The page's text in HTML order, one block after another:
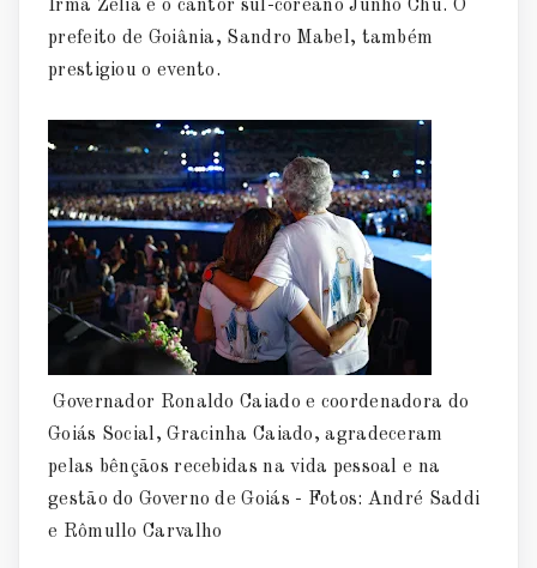
Irmã Zélia e o cantor sul-coreano Junho Chu. O
prefeito de Goiânia, Sandro Mabel, também
prestigiou o evento.
Governador Ronaldo Caiado e coordenadora do
Goiás Social, Gracinha Caiado, agradeceram
pelas bênçãos recebidas na vida pessoal e na
gestão do Governo de Goiás - Fotos: André Saddi
e Rômullo Carvalho